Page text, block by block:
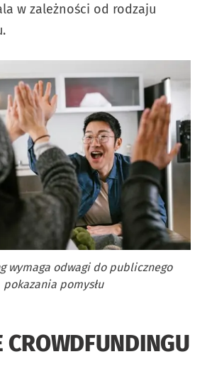
w zależności od rodzaju
wymaga odwagi do publicznego
pokazania pomysłu
CROWDFUNDINGU